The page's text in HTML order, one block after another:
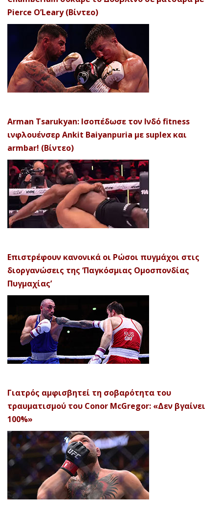
Pierce O’Leary (Βίντεο)
Arman Tsarukyan: Ισοπέδωσε τον Ινδό fitness
ινφλουένσερ Ankit Baiyanpuria με suplex και
armbar! (Βίντεο)
Επιστρέφουν κανονικά οι Ρώσοι πυγμάχοι στις
διοργανώσεις της ‘Παγκόσμιας Ομοσπονδίας
Πυγμαχίας’
Γιατρός αμφισβητεί τη σοβαρότητα του
τραυματισμού του Conor McGregor: «Δεν βγαίνει
100%»